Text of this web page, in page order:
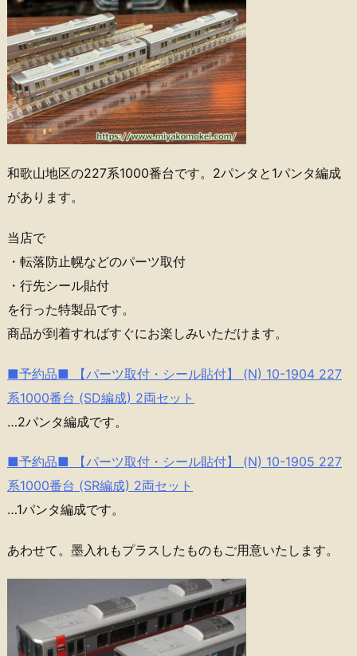
和歌山地区の227系1000番台です。2パンタと1パンタ編成
があります。
当店で
・転落防止幌などのパーツ取付
・行先シール貼付
を行った特製品です。
商品が到着すればすぐにお楽しみいただけます。
■予約品■ 【パーツ取付・シール貼付】 (N) 10-1904 227
系1000番台 (SD編成) 2両セット
…2パンタ編成です。
■予約品■ 【パーツ取付・シール貼付】 (N) 10-1905 227
系1000番台 (SR編成) 2両セット
…1パンタ編成です。
あわせて。墨入れもプラスしたものもご用意いたします。